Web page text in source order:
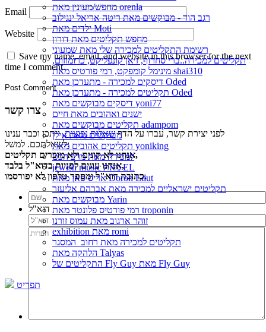
מחפש/מעונין מאת orenla
רגב הוד - מבוקשים מאת ריטה אריאל ינגילוב
ילדים מאת Moti
מחפש תקליטים מאת דורון
רשימת התקליטים למכירה שלי מאת שמעוני
תקליטים למכירה..ברי סחרוֹף, ז׳אן קונפליקט, כרומוזום,
מינימל קומפקט, רמי פורטיס מאת shai310
דיסקים למכירה - מתעדכן מאת Oded
תקליטים למכירה - מתעדכן מאת Oded
דיסקים מבוקשים מאת yoni77
ישנים ואהובים מאת חיים
תקליטים מבוקשים מאת adampom
מבוקשים מאת אילן
תקליטים אהובים מאת yoniking
למכירה מאת מרב הכט
jewish music מאת EL
אריס סאן מאת Doron Edut
תקליטים ישראליים למכירה מאת אברהם אליעזר
מבוקשים מאת Yarin
רמי פורטיס פלונטר מאת troponin
זוהר ארגוב מאת עמוס זורנו
exhibition מאת romi
תקליטים למכירה מאת רחוב_המסגר
הלהקה מאת Talyas
התקליטים של Fly Guy מאת Fly Guy
תפריט
Email
Website
Save my name, email, and website in this browser for the next
time I comment.
צרו קשר
לפני יצירת קשר, עברו על הדףשאלות נפוצות, ייתכן וכבר ענינו
לשאלתכם. למשל:
אנחנו לא קונים ולא מוכרים תקליטים,
אנחנו עונים לפניות בדוא"ל בלבד,
כתובת דוא"ל ומספר טלפון לא יפורסמו.
דוא"ל